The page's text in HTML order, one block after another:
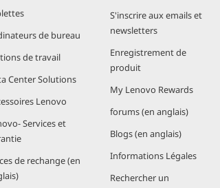
de bureau
de travail
Center Solutions
Lenovo
Services et
de rechange (en
S'inscrire aux emails et
newsletters
Enregistrement de
produit
My Lenovo Rewards
forums (en anglais)
Blogs (en anglais)
Informations Légales
Rechercher un